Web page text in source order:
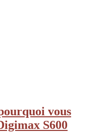
vous
S600